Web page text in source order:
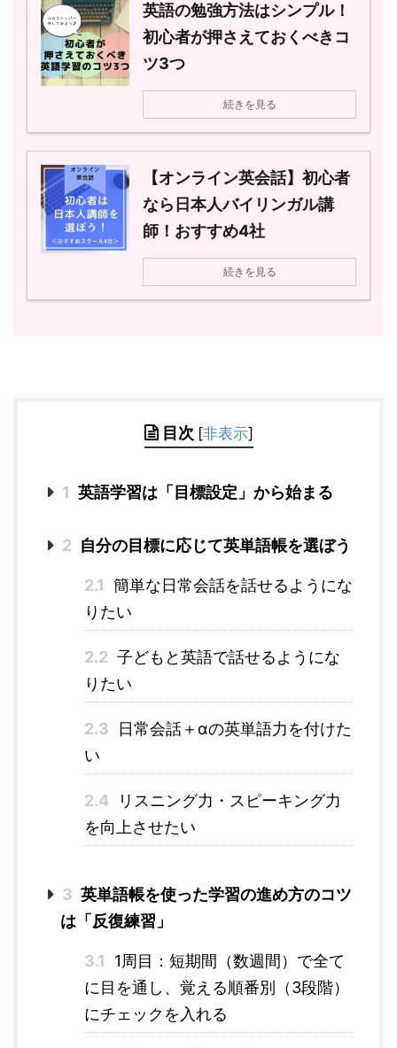
英語の勉強方法はシンプル！
初心者が押さえておくべきコ
ツ3つ
続きを見る
【オンライン英会話】初心者
なら日本人バイリンガル講
師！おすすめ4社
続きを見る
目次 [非表示]
1 英語学習は「目標設定」から始まる
2 自分の目標に応じて英単語帳を選ぼう
2.1 簡単な日常会話を話せるようにな
りたい
2.2 子どもと英語で話せるようにな
りたい
2.3
日常会話＋αの英単語力を付けた
い
2.4
リスニング力・スピーキング力
を向上させたい
3 英単語帳を使った学習の進め方のコツ
は「反復練習」
3.1
1周目：短期間（数週間）で全て
に目を通し、覚える順番別（3段階）
にチェックを入れる